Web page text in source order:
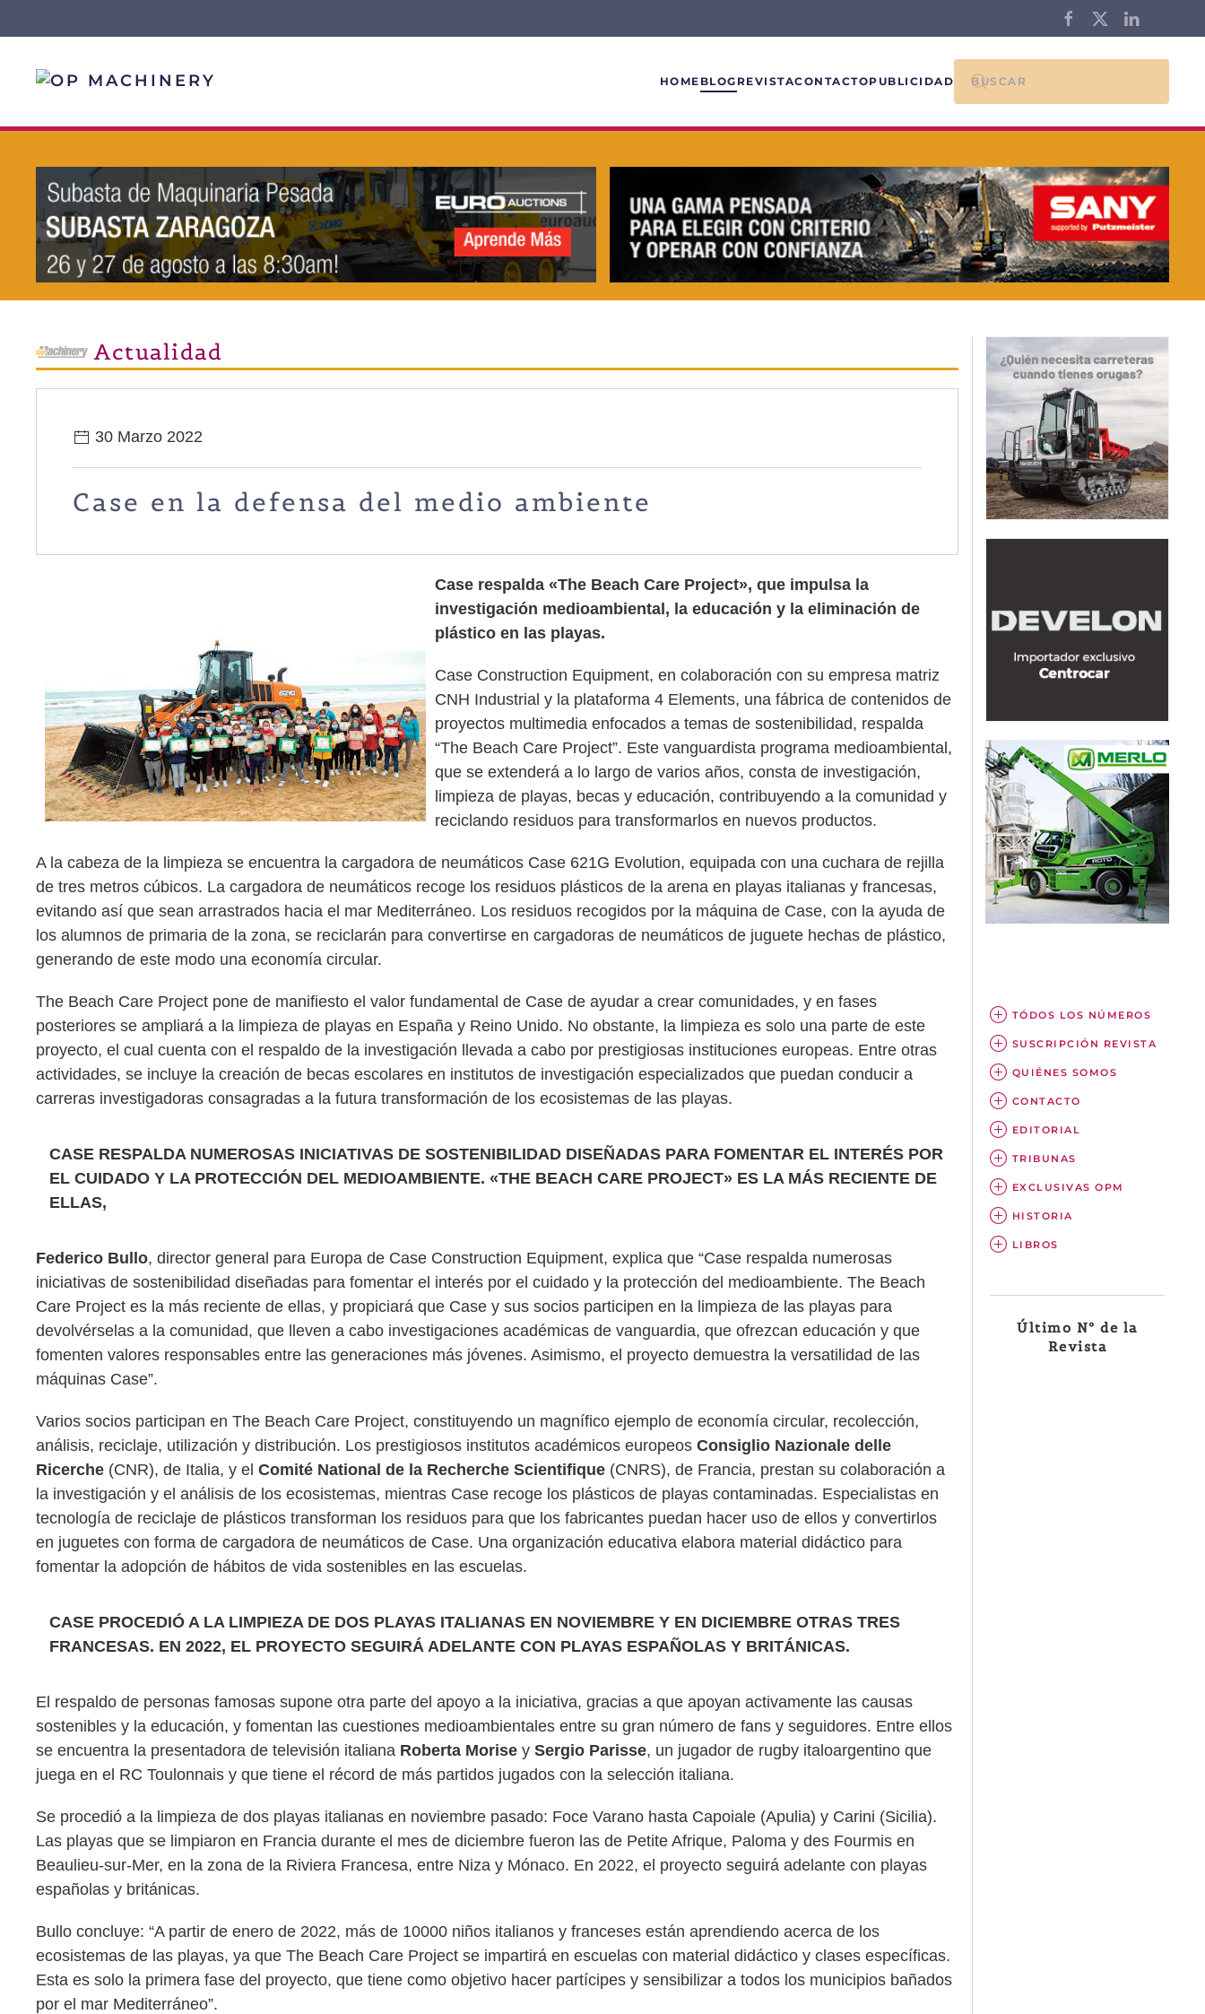
HOME BLOG REVISTACONTACTOPUBLICIDAD
Actualidad
30 Marzo 2022
Case en la defensa del medio ambiente
Case respalda «The Beach Care Project», que impulsa la
investigación medioambiental, la educación y la eliminación de
plástico en las playas.
Case Construction Equipment, en colaboración con su empresa matriz
CNH Industrial y la plataforma 4 Elements, una fábrica de contenidos de
proyectos multimedia enfocados a temas de sostenibilidad, respalda
“The Beach Care Project”. Este vanguardista programa medioambiental,
que se extenderá a lo largo de varios años, consta de investigación,
limpieza de playas, becas y educación, contribuyendo a la comunidad y
reciclando residuos para transformarlos en nuevos productos.
A la cabeza de la limpieza se encuentra la cargadora de neumáticos Case 621G Evolution, equipada con una cuchara de rejilla
de tres metros cúbicos. La cargadora de neumáticos recoge los residuos plásticos de la arena en playas italianas y francesas,
evitando así que sean arrastrados hacia el mar Mediterráneo. Los residuos recogidos por la máquina de Case, con la ayuda de
los alumnos de primaria de la zona, se reciclarán para convertirse en cargadoras de neumáticos de juguete hechas de plástico,
generando de este modo una economía circular.
The Beach Care Project pone de manifiesto el valor fundamental de Case de ayudar a crear comunidades, y en fases
posteriores se ampliará a la limpieza de playas en España y Reino Unido. No obstante, la limpieza es solo una parte de este
proyecto, el cual cuenta con el respaldo de la investigación llevada a cabo por prestigiosas instituciones europeas. Entre otras
actividades, se incluye la creación de becas escolares en institutos de investigación especializados que puedan conducir a
carreras investigadoras consagradas a la futura transformación de los ecosistemas de las playas.
CASE RESPALDA NUMEROSAS INICIATIVAS DE SOSTENIBILIDAD DISEÑADAS PARA FOMENTAR EL INTERÉS POR
EL CUIDADO Y LA PROTECCIÓN DEL MEDIOAMBIENTE. «THE BEACH CARE PROJECT» ES LA MÁS RECIENTE DE
ELLAS,
Federico Bullo, director general para Europa de Case Construction Equipment, explica que “Case respalda numerosas
iniciativas de sostenibilidad diseñadas para fomentar el interés por el cuidado y la protección del medioambiente. The Beach
Care Project es la más reciente de ellas, y propiciará que Case y sus socios participen en la limpieza de las playas para
devolvérselas a la comunidad, que lleven a cabo investigaciones académicas de vanguardia, que ofrezcan educación y que
fomenten valores responsables entre las generaciones más jóvenes. Asimismo, el proyecto demuestra la versatilidad de las
máquinas Case”.
Varios socios participan en The Beach Care Project, constituyendo un magnífico ejemplo de economía circular, recolección,
análisis, reciclaje, utilización y distribución. Los prestigiosos institutos académicos europeos Consiglio Nazionale delle
Ricerche (CNR), de Italia, y el Comité National de la Recherche Scientifique (CNRS), de Francia, prestan su colaboración a
la investigación y el análisis de los ecosistemas, mientras Case recoge los plásticos de playas contaminadas. Especialistas en
tecnología de reciclaje de plásticos transforman los residuos para que los fabricantes puedan hacer uso de ellos y convertirlos
en juguetes con forma de cargadora de neumáticos de Case. Una organización educativa elabora material didáctico para
fomentar la adopción de hábitos de vida sostenibles en las escuelas.
CASE PROCEDIÓ A LA LIMPIEZA DE DOS PLAYAS ITALIANAS EN NOVIEMBRE Y EN DICIEMBRE OTRAS TRES
FRANCESAS. EN 2022, EL PROYECTO SEGUIRÁ ADELANTE CON PLAYAS ESPAÑOLAS Y BRITÁNICAS.
El respaldo de personas famosas supone otra parte del apoyo a la iniciativa, gracias a que apoyan activamente las causas
sostenibles y la educación, y fomentan las cuestiones medioambientales entre su gran número de fans y seguidores. Entre ellos
se encuentra la presentadora de televisión italiana Roberta Morise y Sergio Parisse, un jugador de rugby italoargentino que
juega en el RC Toulonnais y que tiene el récord de más partidos jugados con la selección italiana.
Se procedió a la limpieza de dos playas italianas en noviembre pasado: Foce Varano hasta Capoiale (Apulia) y Carini (Sicilia).
Las playas que se limpiaron en Francia durante el mes de diciembre fueron las de Petite Afrique, Paloma y des Fourmis en
Beaulieu-sur-Mer, en la zona de la Riviera Francesa, entre Niza y Mónaco. En 2022, el proyecto seguirá adelante con playas
españolas y británicas.
Bullo concluye: “A partir de enero de 2022, más de 10000 niños italianos y franceses están aprendiendo acerca de los
ecosistemas de las playas, ya que The Beach Care Project se impartirá en escuelas con material didáctico y clases específicas.
Esta es solo la primera fase del proyecto, que tiene como objetivo hacer partícipes y sensibilizar a todos los municipios bañados
por el mar Mediterráneo”.
TÓDOS LOS NÚMEROS
SUSCRIPCIÓN REVISTA
QUIÉNES SOMOS
CONTACTO
EDITORIAL
TRIBUNAS
EXCLUSIVAS OPM
HISTORIA
LIBROS
Último Nº de la
Revista